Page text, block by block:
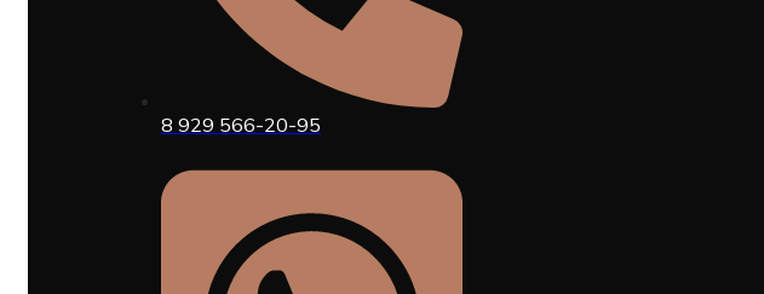
8 929 566-20-95